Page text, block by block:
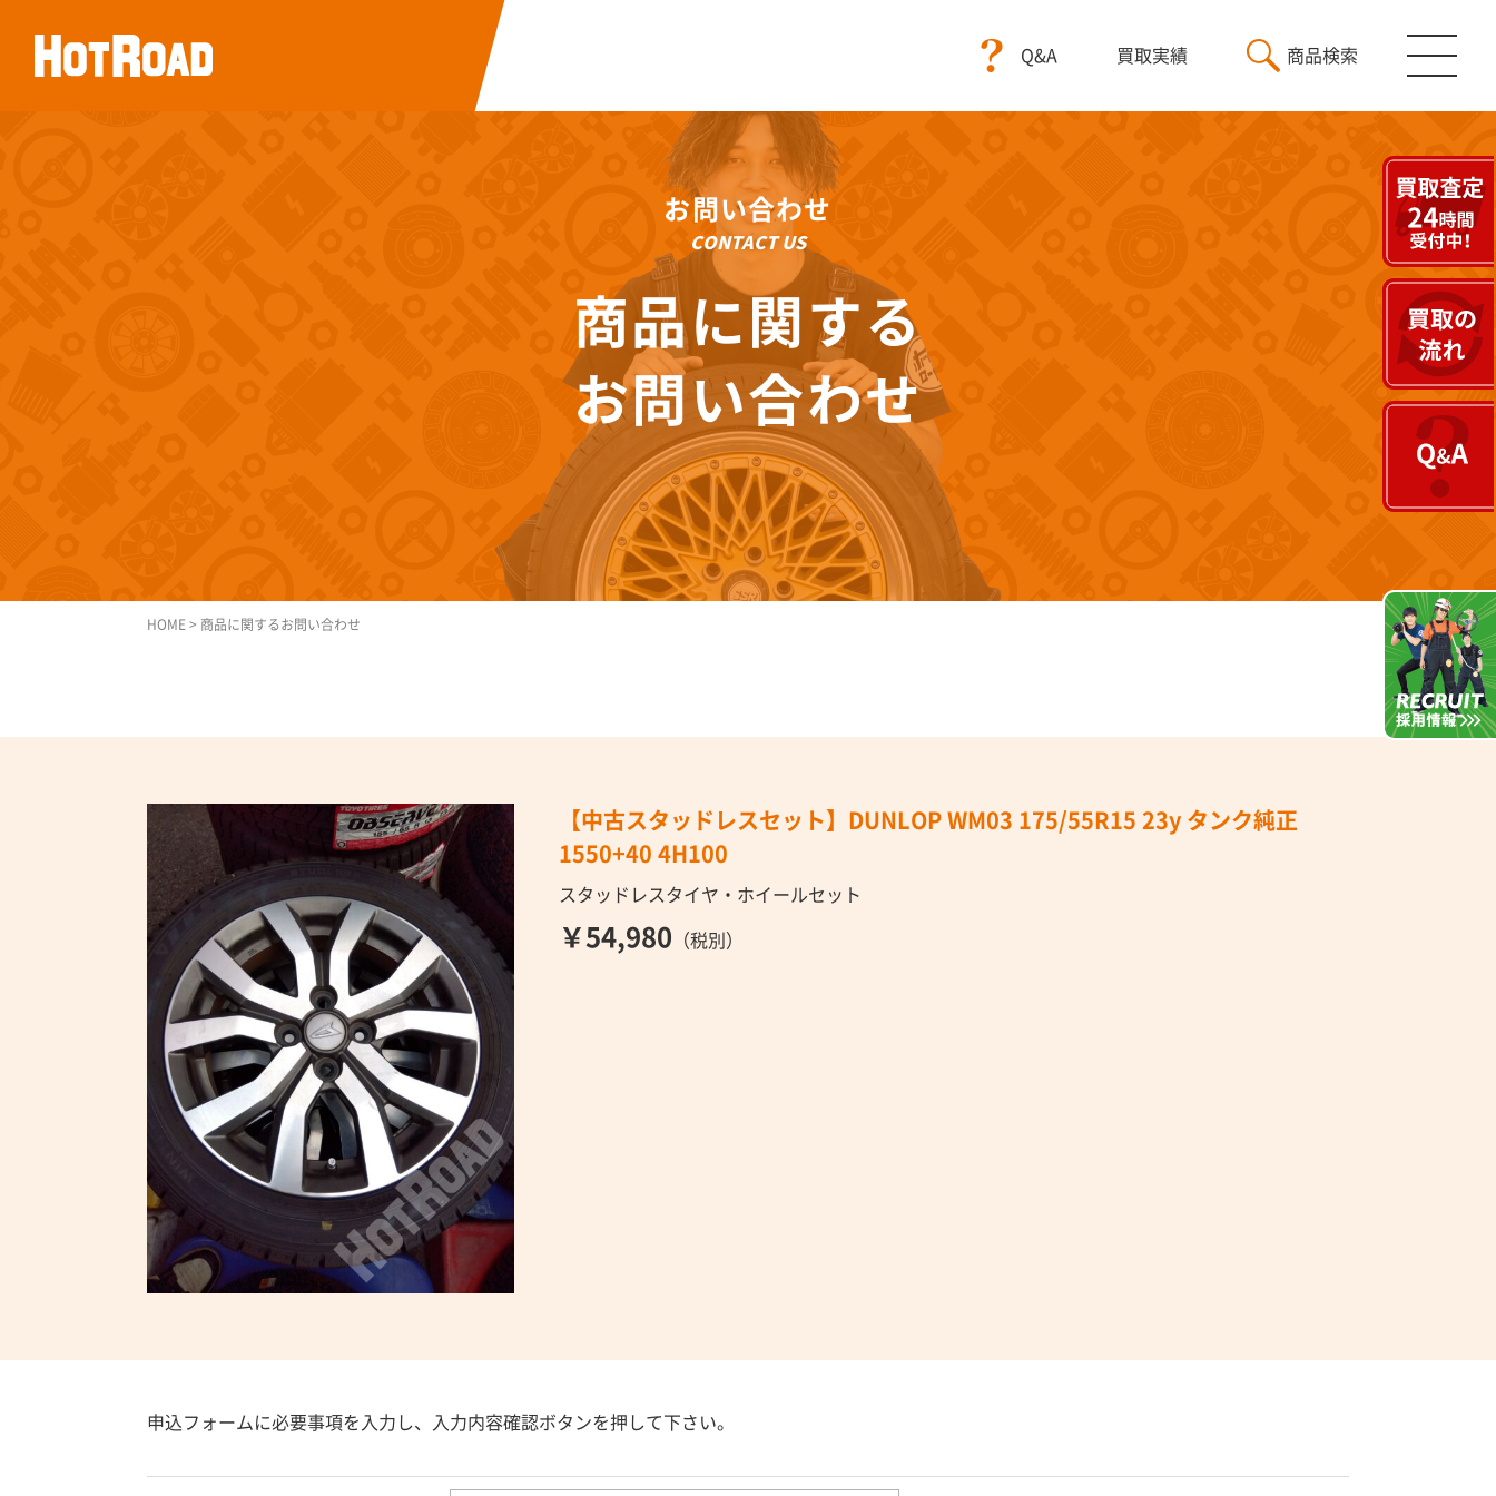
Q&A 買取実績 商品検索
お問い合わせ
CONTACT US
商品に関する
お問い合わせ
HOME > 商品に関するお問い合わせ
【中古スタッドレスセット】DUNLOP WM03 175/55R15 23y タンク純正
1550+40 4H100
スタッドレスタイヤ・ホイールセット
￥54,980 （税別）
申込フォームに必要事項を入力し、入力内容確認ボタンを押して下さい。